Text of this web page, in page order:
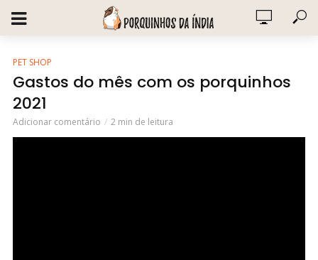
PET SHOP
Gastos do mês com os porquinhos
2021
Adicionar comentário 2 min de leitura